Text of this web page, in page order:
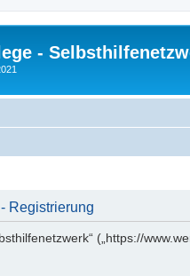
-
Registrierung
(„https://